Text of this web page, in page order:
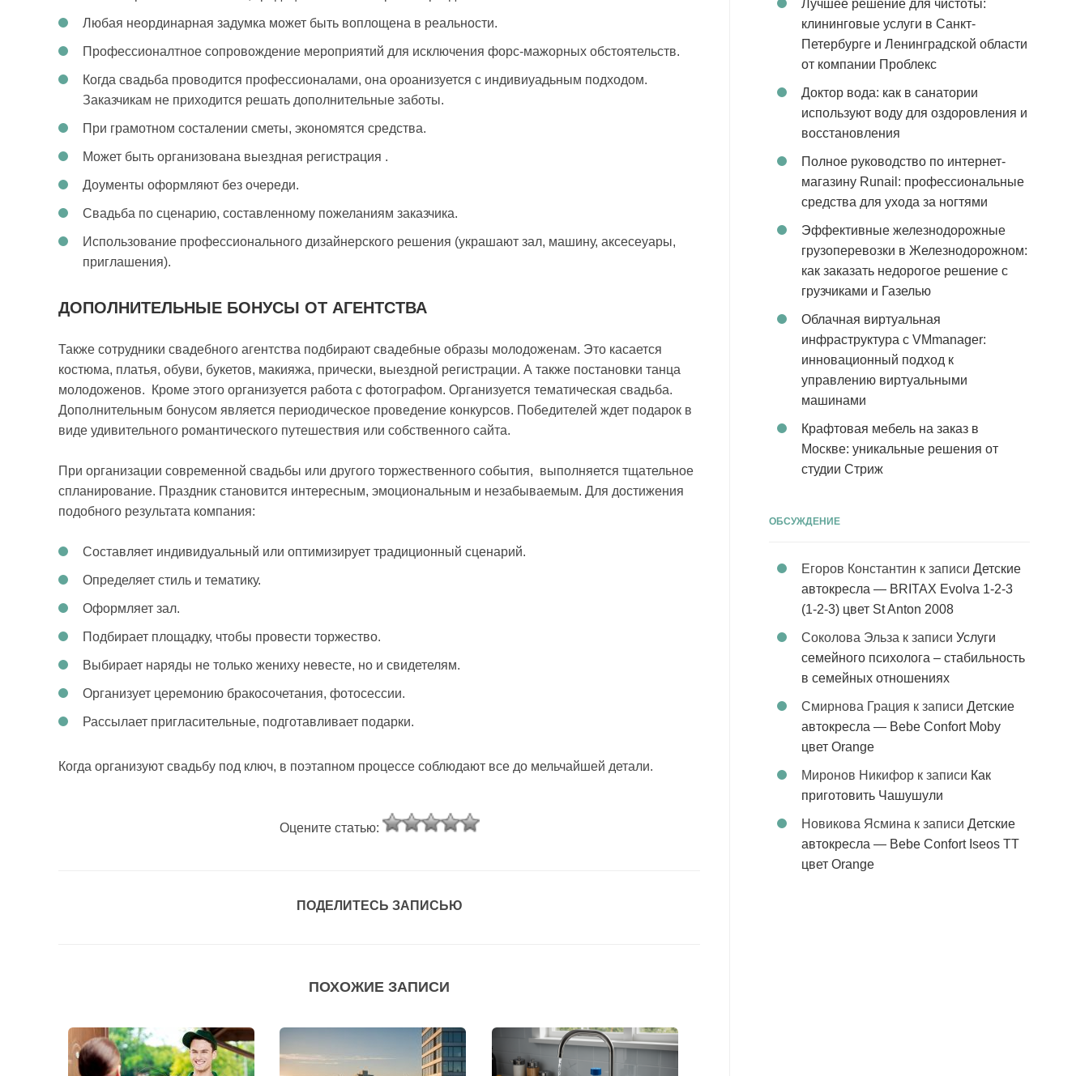
Любая неординарная задумка может быть воплощена в реальности.
Профессионалтное сопровождение мероприятий для исключения форс-мажорных обстоятельств.
Когда свадьба проводится профессионалами, она ороанизуется с индивиуадьным подходом.
Заказчикам не приходится решать дополнительные заботы.
При грамотном состалении сметы, экономятся средства.
Может быть организована выездная регистрация .
Доументы оформляют без очереди.
Свадьба по сценарию, составленному пожеланиям заказчика.
Использование профессионального дизайнерского решения (украшают зал, машину, аксесеуары,
приглашения).
ДОПОЛНИТЕЛЬНЫЕ БОНУСЫ ОТ АГЕНТСТВА
Также сотрудники свадебного агентства подбирают свадебные образы молодоженам. Это касается
костюма, платья, обуви, букетов, макияжа, прически, выездной регистрации. А также постановки танца
молодоженов. Кроме этого организуется работа с фотографом. Организуется тематическая свадьба.
Дополнительным бонусом является периодическое проведение конкурсов. Победителей ждет подарок в
виде удивительного романтического путешествия или собственного сайта.
При организации современной свадьбы или другого торжественного события, выполняется тщательное
спланирование. Праздник становится интересным, эмоциональным и незабываемым. Для достижения
подобного результата компания:
Составляет индивидуальный или оптимизирует традиционный сценарий.
Определяет стиль и тематику.
Оформляет зал.
Подбирает площадку, чтобы провести торжество.
Выбирает наряды не только жениху невесте, но и свидетелям.
Организует церемонию бракосочетания, фотосессии.
Рассылает пригласительные, подготавливает подарки.
Когда организуют свадьбу под ключ, в поэтапном процессе соблюдают все до мельчайшей детали.
Оцените статью:
ПОДЕЛИТЕСЬ ЗАПИСЬЮ
ПОХОЖИЕ ЗАПИСИ
Лучшее решение для чистоты:
клининговые услуги в Санкт-
Петербурге и Ленинградской области
от компании Проблекс
Доктор вода: как в санатории
используют воду для оздоровления и
восстановления
Полное руководство по интернет-
магазину Runail: профессиональные
средства для ухода за ногтями
Эффективные железнодорожные
грузоперевозки в Железнодорожном:
как заказать недорогое решение с
грузчиками и Газелью
Облачная виртуальная
инфраструктура с VMmanager:
инновационный подход к
управлению виртуальными
машинами
Крафтовая мебель на заказ в
Москве: уникальные решения от
студии Стриж
ОБСУЖДЕНИЕ
Егоров Константин к записи Детские
автокресла — BRITAX Evolva 1-2-3
(1-2-3) цвет St Anton 2008
Соколова Эльза к записи Услуги
семейного психолога – стабильность
в семейных отношениях
Смирнова Грация к записи Детские
автокресла — Bebe Confort Moby
цвет Orange
Миронов Никифор к записи Как
приготовить Чашушули
Новикова Ясмина к записи Детские
автокресла — Bebe Confort Iseos TT
цвет Orange